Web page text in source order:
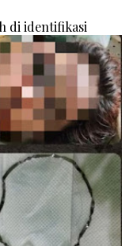
di identifikasi